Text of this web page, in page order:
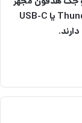
هستند. برخی مدل‌ها نیز دارای پورت‌های Thunderbolt یا USB-C